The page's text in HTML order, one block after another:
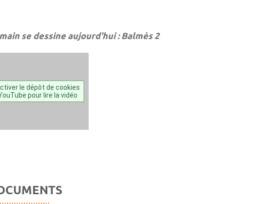
se dessine aujourd'hui : Balmès 2
le dépôt de cookies
pour lire la vidéo